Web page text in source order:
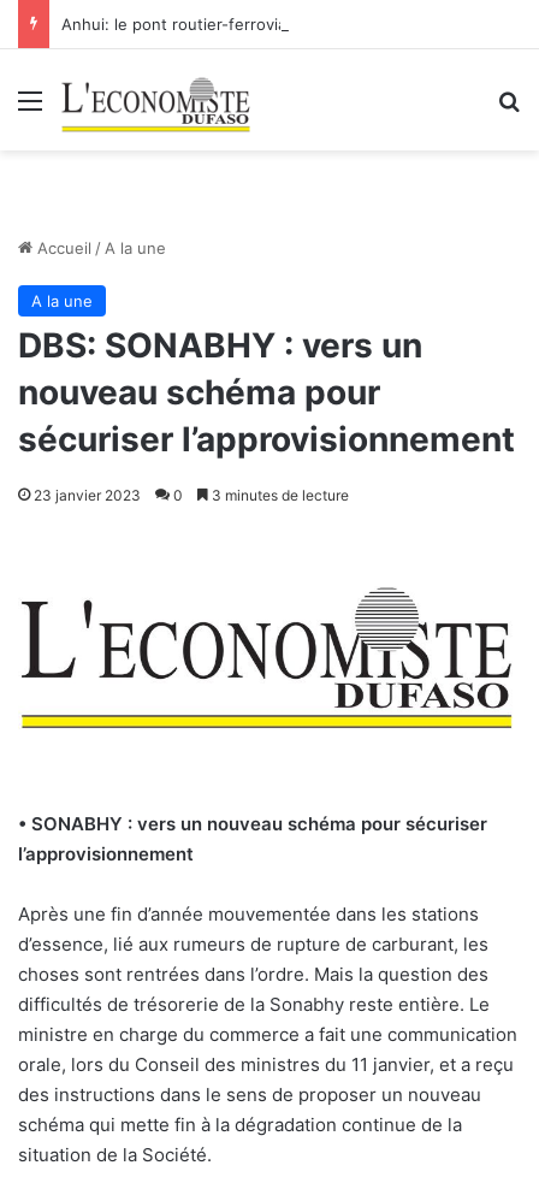
Menu
Accueil / A la une
A la une
DBS: SONABHY : vers un
nouveau schéma pour
sécuriser l’approvisionnement
23 janvier 2023 0 3 minutes de lecture
• SONABHY : vers un nouveau schéma pour sécuriser
l’approvisionnement
Après une fin d’année mouvementée dans les stations
d’essence, lié aux rumeurs de rupture de carburant, les
choses sont rentrées dans l’ordre. Mais la question des
difficultés de trésorerie de la Sonabhy reste entière. Le
ministre en charge du commerce a fait une communication
orale, lors du Conseil des ministres du 11 janvier, et a reçu
des instructions dans le sens de proposer un nouveau
schéma qui mette fin à la dégradation continue de la
situation de la Société.